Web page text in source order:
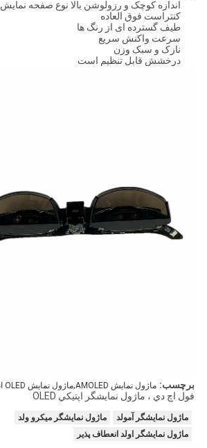
اندازه کوچک و رزولوشن بالا نوع صفحه نمایش 0.49 "
کنتراست فوق العاده
طیف گسترده ای از رنگ ها
سرعت واکنش سریع
نازک و سبک وزن
درخشش قابل تنظیم است
برچسب: ماژول نمایش AMOLED ,ماژول نمایش OLED انعطاف پذیر
فول اچ دي ، ماژول نمايشگر اپتيکي OLED
ماژول نمایشگر آمولد
ماژول نمایشگر میکرو ولد
ماژول نمایشگر اولد انعطاف پذیر